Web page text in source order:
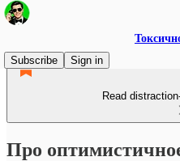
Subscribe
Sign in
Read
Про